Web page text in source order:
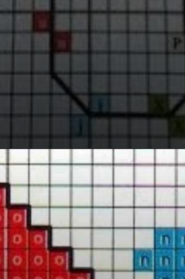
Opening